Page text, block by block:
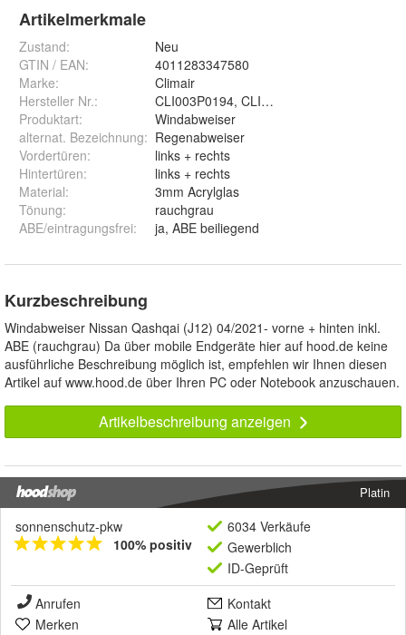
Artikelmerkmale
Zustand:
Neu
GTIN / EAN:
4011283347580
Marke:
Climair
Hersteller Nr.:
CLI003P0194, CLI004M2189
Produktart:
Windabweiser
alternat. Bezeichnung: Regenabweiser
Vordertüren:
links + rechts
Hintertüren:
links + rechts
Material:
3mm Acrylglas
Tönung:
rauchgrau
ABE/eintragungsfrei: ja, ABE beiliegend
Kurzbeschreibung
Windabweiser Nissan Qashqai (J12) 04/2021- vorne + hinten inkl.
ABE (rauchgrau) Da über mobile Endgeräte hier auf hood.de keine
ausführliche Beschreibung möglich ist, empfehlen wir Ihnen diesen
Artikel auf www.hood.de über Ihren PC oder Notebook anzuschauen.
Artikelbeschreibung anzeigen
Platin
sonnenschutz-pkw
100% positiv
6034 Verkäufe
Gewerblich
ID-Geprüft
Anrufen
Kontakt
Merken
Alle Artikel